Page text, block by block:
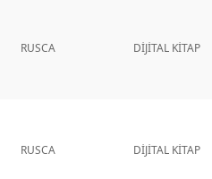
RUSCA DİJİTAL KİTAP
RUSCA DİJİTAL KİTAP